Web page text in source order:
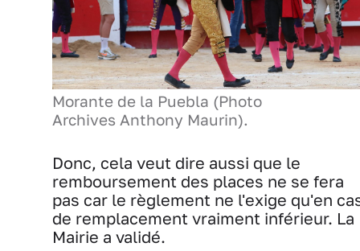
Morante de la Puebla (Photo
Archives Anthony Maurin).
Donc, cela veut dire aussi que le
remboursement des places ne se fera
pas car le règlement ne l'exige qu'en
de remplacement vraiment inférieur. La
Mairie a validé.